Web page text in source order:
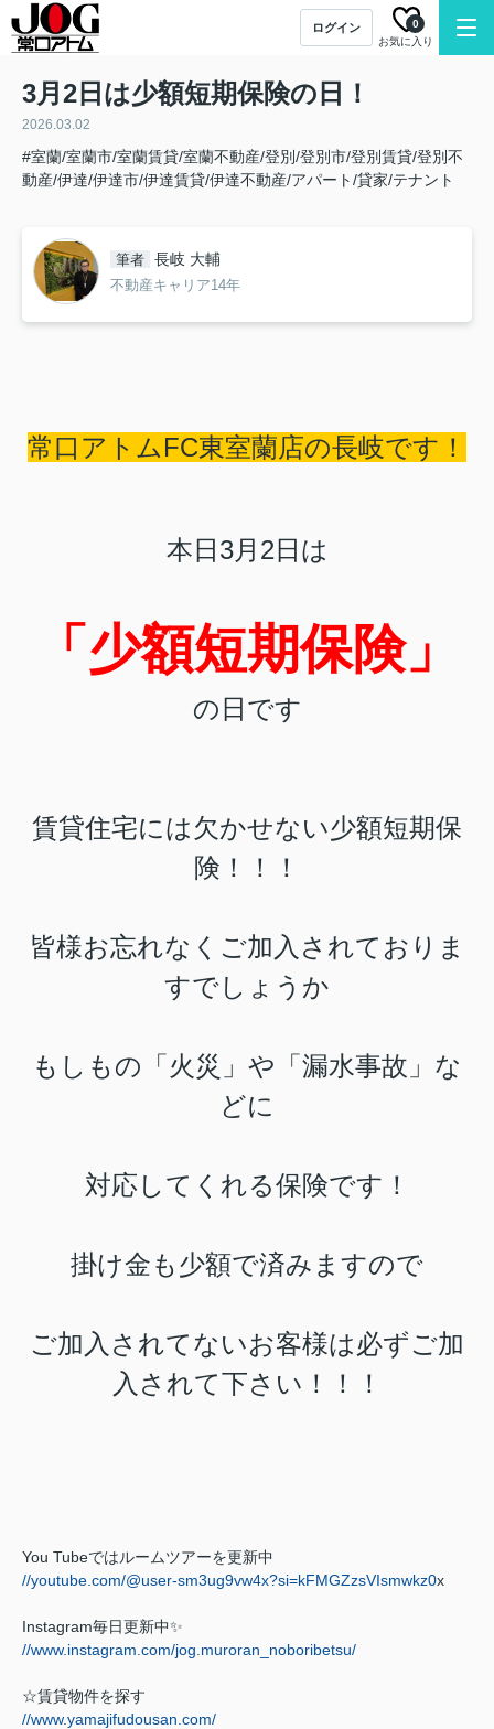
ログイン
お気に入り
0
3月2日は少額短期保険の日！
2026.03.02
#室蘭/室蘭市/室蘭賃貸/室蘭不動産/登別/登別市/登別賃貸/登別不
動産/伊達/伊達市/伊達賃貸/伊達不動産/アパート/貸家/テナント
筆者 長岐 大輔
不動産キャリア14年
常口アトムFC東室蘭店の長岐です！
本日3月2日は
「少額短期保険」
の日です
賃貸住宅には欠かせない少額短期保
険！！！
皆様お忘れなくご加入されておりま
すでしょうか
もしもの「火災」や「漏水事故」な
どに
対応してくれる保険です！
掛け金も少額で済みますので
ご加入されてないお客様は必ずご加
入されて下さい！！！
You Tubeではルームツアーを更新中
//youtube.com/@user-sm3ug9vw4x?si=kFMGZzsVIsmwkz0x
Instagram毎日更新中✨
//www.instagram.com/jog.muroran_noboribetsu/
☆賃貸物件を探す
//www.yamajifudousan.com/